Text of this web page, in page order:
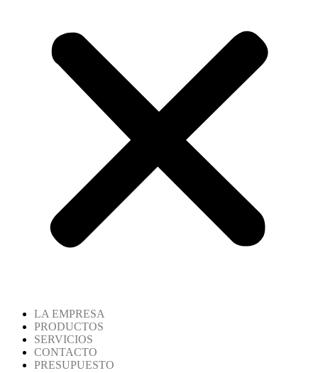
LA EMPRESA
PRODUCTOS
SERVICIOS
CONTACTO
PRESUPUESTO